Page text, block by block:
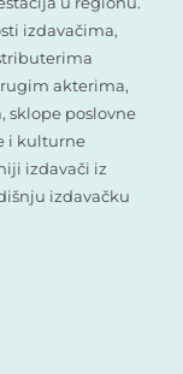
izdavačima,
akterima,
sklope poslovne
i kulturne
izdavači iz
izdavačku